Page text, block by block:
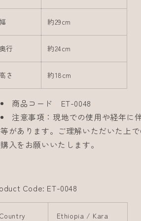
約29cm
行 約24cm
さ 約18cm
商品コード ET-0048
注意事項：現地での使用や経年に
等があります。ご理解いただいた上
購入をお願いいたします。
Code: ET-0048
Ethiopia / Kara